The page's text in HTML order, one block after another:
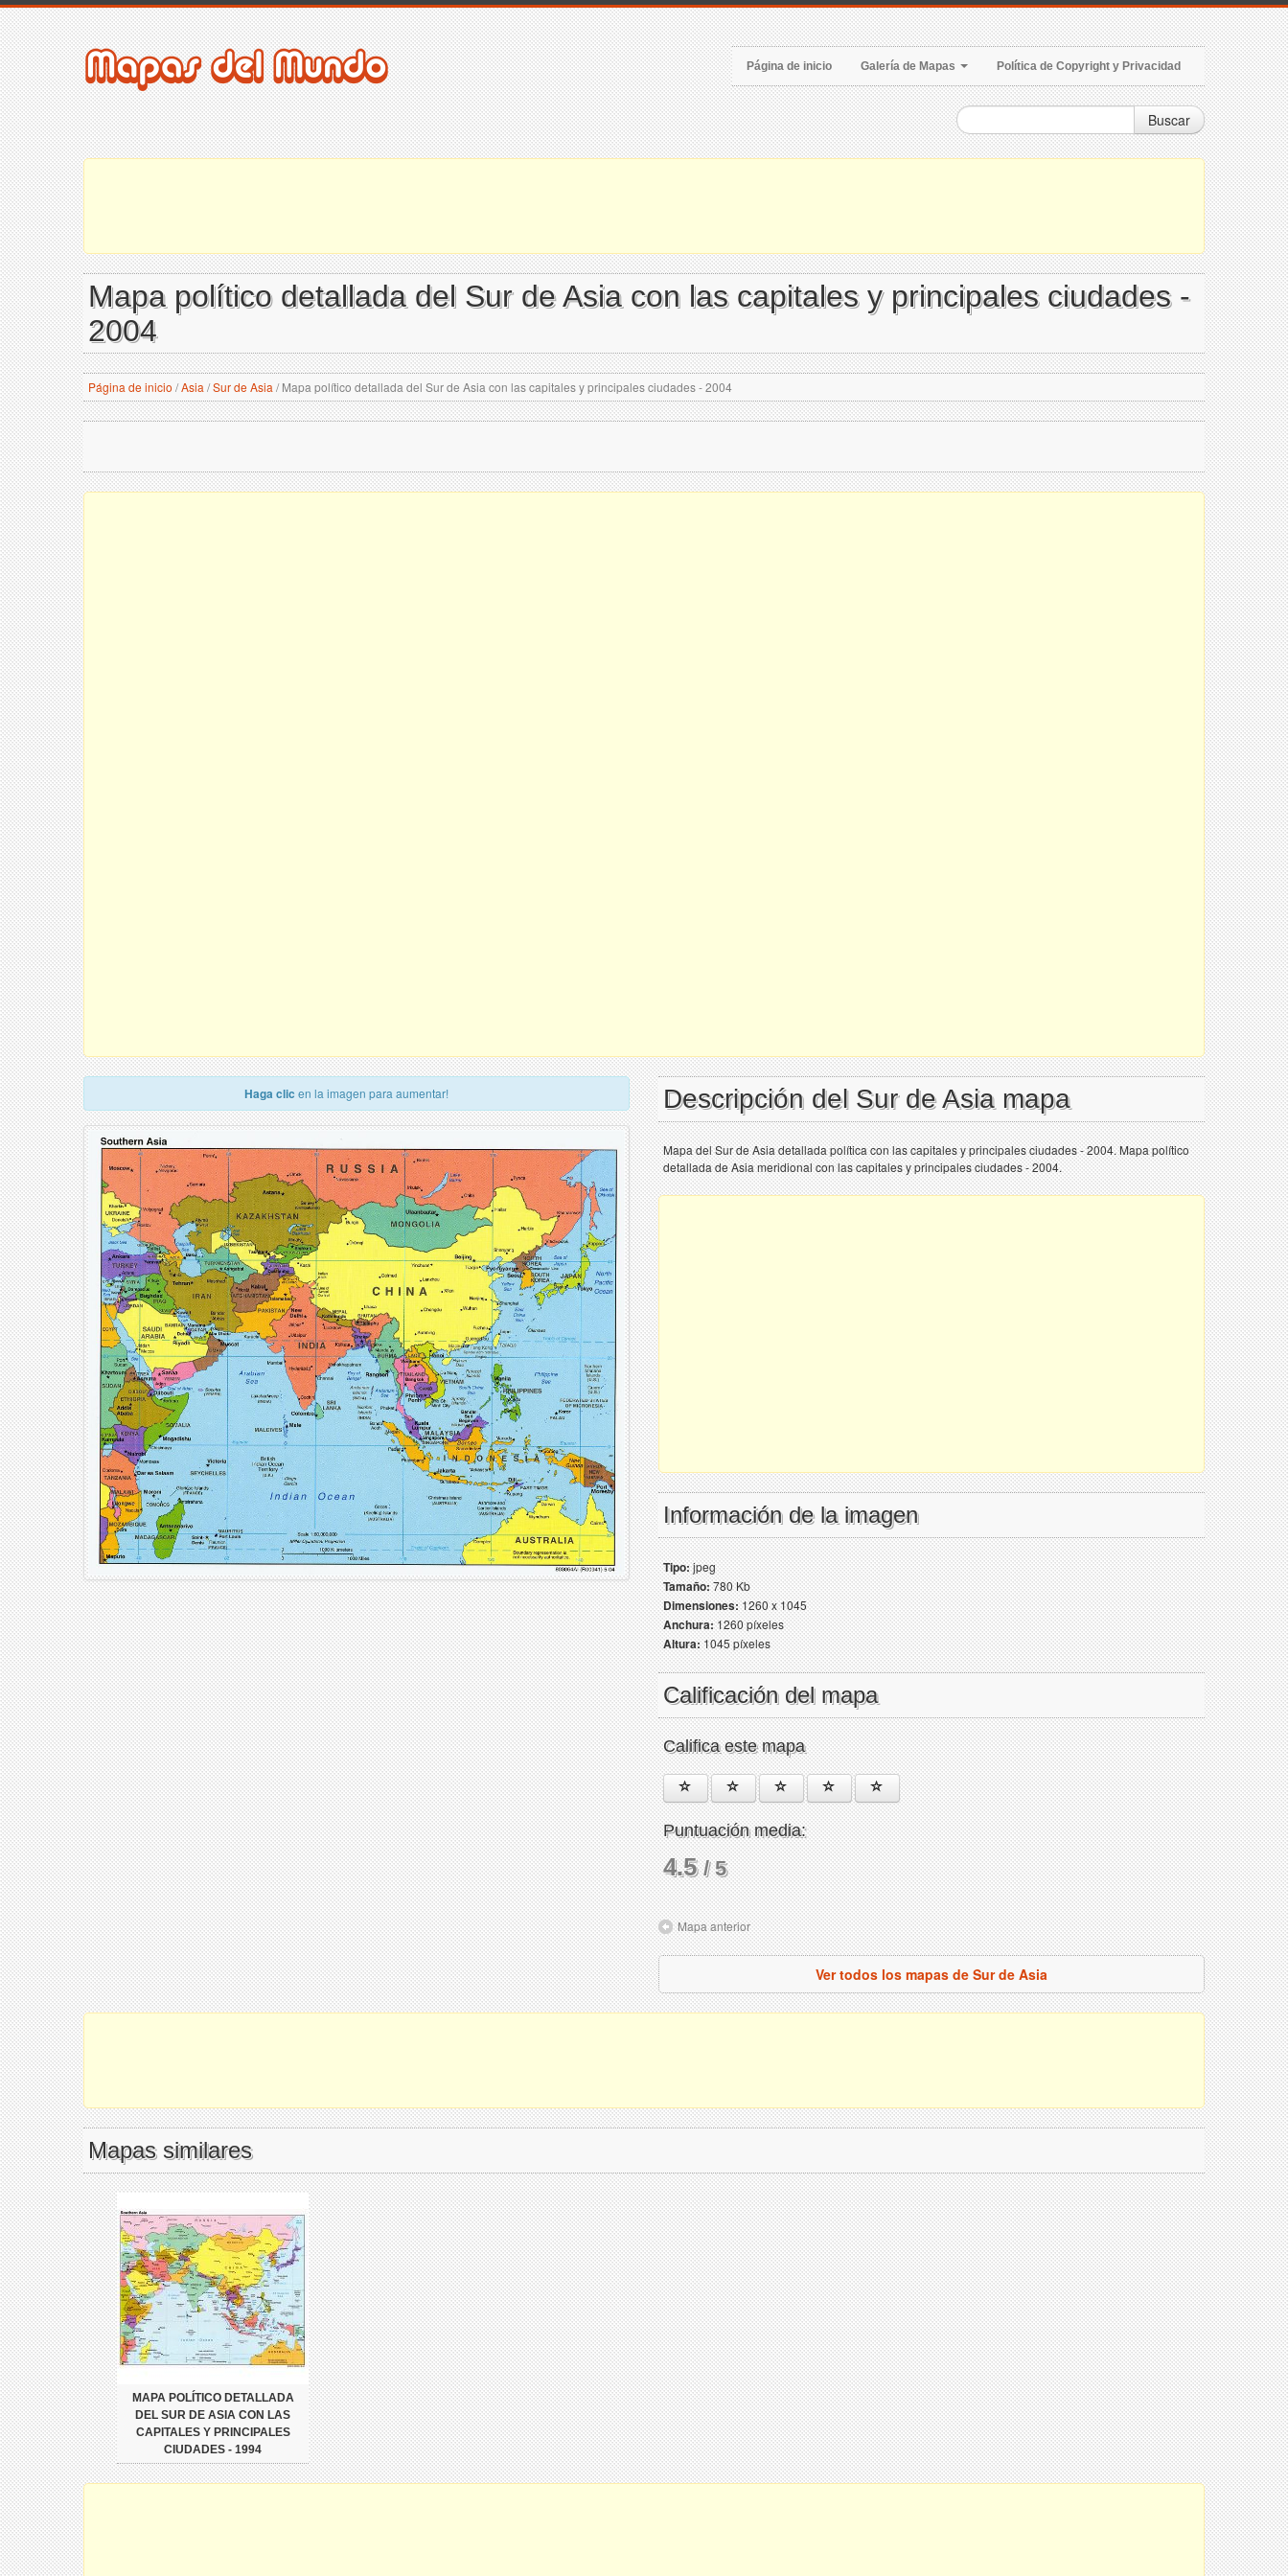
Página de inicio Galería de Mapas Política de Copyright y Privacidad
Buscar
Mapa político detallada del Sur de Asia con las capitales y principales ciudades -
2004
Página de inicio /Asia /Sur de Asia /Mapa político detallada del Sur de Asia con las capitales y principales ciudades - 2004
Haga clic en la imagen para aumentar! Descripción del Sur de Asia mapa
Mapa del Sur de Asia detallada política con las capitales y principales ciudades - 2004. Mapa político
detallada de Asia meridional con las capitales y principales ciudades - 2004.
Información de la imagen
Tipo:jpeg
Tamaño:780 Kb
Dimensiones:1260 x 1045
Anchura:1260 píxeles
Altura:1045 píxeles
Calificación del mapa
Califica este mapa
Puntuación media:
4.5/ 5
Mapa anterior
Ver todos los mapas de Sur de Asia
Mapas similares
MAPA POLÍTICO DETALLADA
DEL SUR DE ASIA CON LAS
CAPITALES Y PRINCIPALES
CIUDADES - 1994